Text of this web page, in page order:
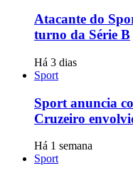
Atacante do
turno da Série B
Há 3 dias
Sport
Sport anuncia
Cruzeiro
Há 1 semana
Sport